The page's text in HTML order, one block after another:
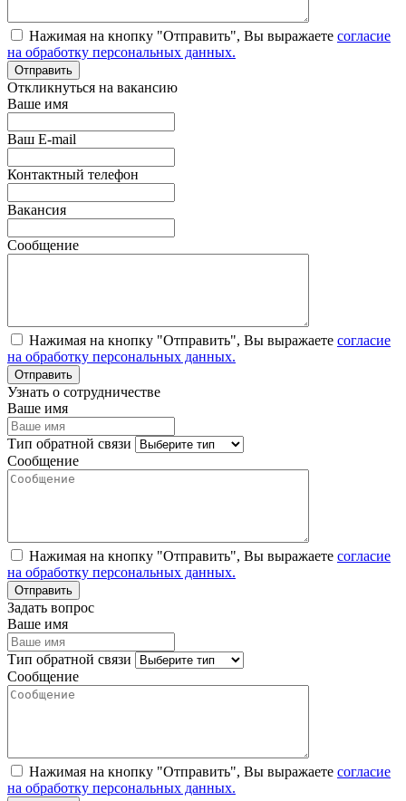
Нажимая на кнопку "Отправить", Вы выражаете согласие
на обработку персональных данных.
Откликнуться на вакансию
Ваше имя
Ваш E-mail
Контактный телефон
Вакансия
Сообщение
Нажимая на кнопку "Отправить", Вы выражаете согласие
на обработку персональных данных.
Узнать о сотрудничестве
Ваше имя
Тип обратной связи
Сообщение
Нажимая на кнопку "Отправить", Вы выражаете согласие
на обработку персональных данных.
Задать вопрос
Ваше имя
Тип обратной связи
Сообщение
Нажимая на кнопку "Отправить", Вы выражаете согласие
на обработку персональных данных.